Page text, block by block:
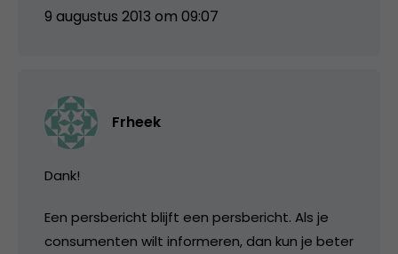
9 augustus 2013 om 09:07
Frheek
Dank!
Een persbericht blijft een persbericht. Als je
consumenten wilt informeren, dan kun je beter